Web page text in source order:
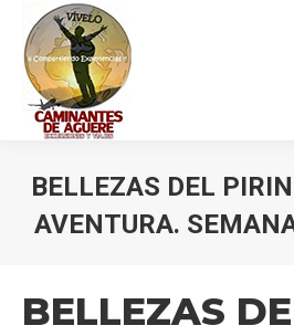
BELLEZAS DEL
AVENTURA.
BELLEZAS